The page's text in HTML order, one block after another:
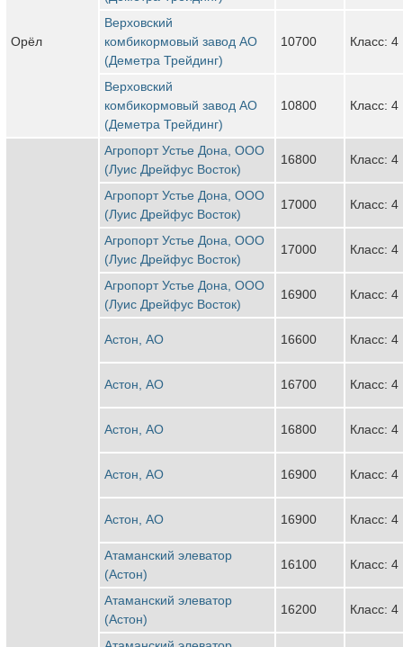
Орёл
Верховский
комбикормовый завод АО
(Деметра Трейдинг)
10700 Класс: 4
Верховский
комбикормовый завод АО
(Деметра Трейдинг)
10800 Класс: 4
Агропорт Устье Дона, ООО
(Луис Дрейфус Восток)
16800 Класс: 4
Агропорт Устье Дона, ООО
(Луис Дрейфус Восток)
17000 Класс: 4
Агропорт Устье Дона, ООО
(Луис Дрейфус Восток)
17000 Класс: 4
Агропорт Устье Дона, ООО
(Луис Дрейфус Восток)
16900 Класс: 4
Астон, АО 16600 Класс: 4
Астон, АО 16700 Класс: 4
Астон, АО 16800 Класс: 4
Астон, АО 16900 Класс: 4
Астон, АО 16900 Класс: 4
Атаманский элеватор
(Астон)
16100 Класс: 4
Атаманский элеватор
(Астон)
16200 Класс: 4